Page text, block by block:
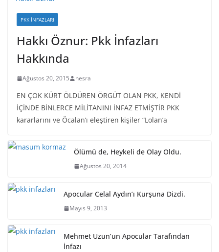
PKK İNFAZLARI
Hakkı Öznur: Pkk İnfazları
Hakkında
Ağustos 20, 2015 nesra
EN ÇOK KÜRT ÖLDÜREN ÖRGÜT OLAN PKK, KENDİ
İÇİNDE BİNLERCE MİLİTANINI İNFAZ ETMİŞTİR PKK
kararlarını ve Öcalan’ı eleştiren kişiler “Lolan’a
Ölümü de, Heykeli de Olay Oldu.
Ağustos 20, 2014
Apocular Celal Aydın’ı Kurşuna Dizdi.
Mayıs 9, 2013
Mehmet Uzun’un Apocular Tarafından
İnfazı